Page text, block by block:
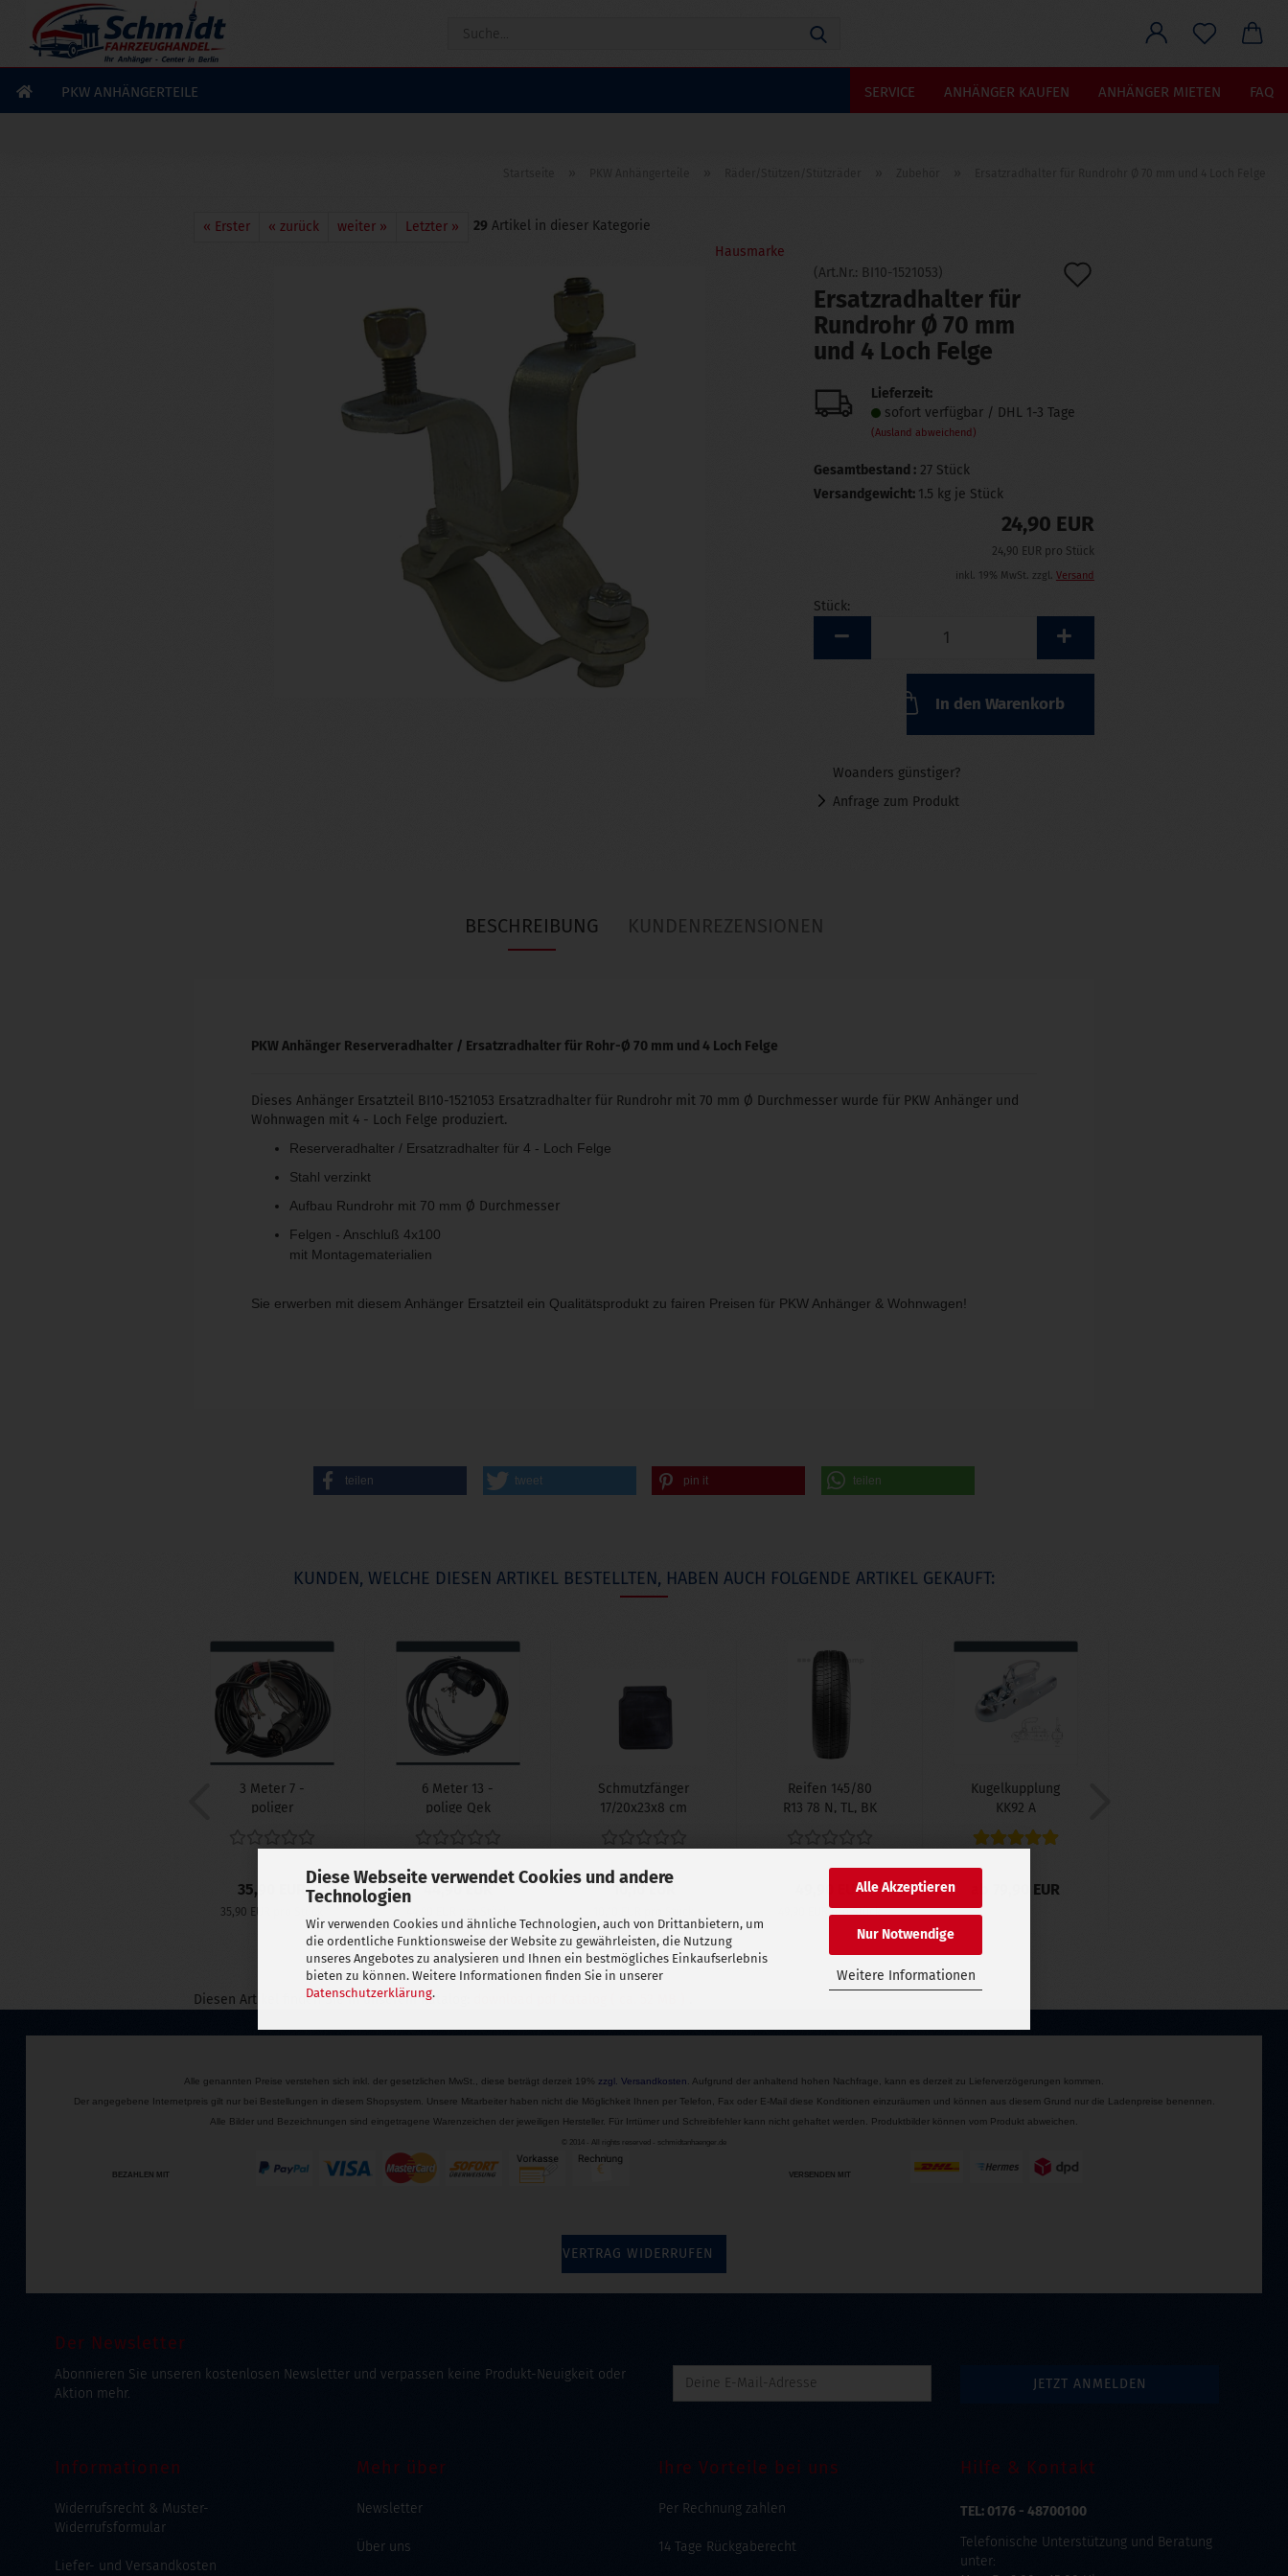
Diese Webseite verwendet Cookies und andere
Technologien
Wir verwenden Cookies und ähnliche Technologien, auch von Drittanbietern, um
die ordentliche Funktionsweise der Website zu gewährleisten, die Nutzung
unseres Angebotes zu analysieren und Ihnen ein bestmögliches Einkaufserlebnis
bieten zu können. Weitere Informationen finden Sie in unserer
Datenschutzerklärung.
Alle Akzeptieren
Nur Notwendige
Weitere Informationen
PKW ANHÄNGERTEILE SERVICE ANHÄNGER KAUFEN ANHÄNGER MIETEN FAQ
« Erster « zurück weiter » Letzter » 29 Artikel in dieser Kategorie
Hausmarke
(Art.Nr.: BI10-1521053)
Ersatzradhalter für
Rundrohr Ø 70 mm
und 4 Loch Felge
Lieferzeit:
sofort verfügbar / DHL 1-3 Tage
(Ausland abweichend)
Gesamtbestand : 27 Stück
Versandgewicht: 1.5 kg je Stück
24,90 EUR
24,90 EUR pro Stück
inkl. 19% MwSt. zzgl. Versand
Stück:
Stück
In den Warenkorb
Woanders günstiger?
Anfrage zum Produkt
BESCHREIBUNG KUNDENREZENSIONEN
PKW Anhänger Reserveradhalter / Ersatzradhalter für Rohr-Ø 70 mm und 4 Loch Felge
Dieses Anhänger Ersatzteil BI10-1521053 Ersatzradhalter für Rundrohr mit 70 mm Ø Durchmesser wurde für PKW Anhänger und
Wohnwagen mit 4 - Loch Felge produziert.
Reserveradhalter / Ersatzradhalter für 4 - Loch Felge
Stahl verzinkt
Aufbau Rundrohr mit 70 mm Ø Durchmesser
Felgen - Anschluß 4x100
mit Montagematerialien
Sie erwerben mit diesem Anhänger Ersatzteil ein Qualitätsprodukt zu fairen Preisen für PKW Anhänger & Wohnwagen!
teilen tweet pin it teilen
KUNDEN, WELCHE DIESEN ARTIKEL BESTELLTEN, HABEN AUCH FOLGENDE ARTIKEL GEKAUFT:
3 Meter 7 -
poliger
vorgefertigt...
35,90 EUR
35,90 EUR pro Stück
6 Meter 13 -
polige Qek
44,90 EUR
Schmutzfänger
17/20x23x8 cm
10,10 EUR
Reifen 145/80
R13 78 N, TL, BK
49,90 EUR
49,90 EUR pro Stück
Kugelkupplung
KK92 A
ab 79,90 EUR
Diesen Artikel finden Sie in unserem Katalog:
Alle genannten Preise verstehen sich inkl. der gesetzlichen MwSt., diese beträgt derzeit 19% zzgl. Versandkosten . Aufgrund der anhaltend hohen Nachfrage, kann es derzeit zu Lieferverzögerungen kommen.
Der angegebene Internetpreis gilt nur bei Bestellungen in diesem Shopsystem. Unsere Mitarbeiter haben nicht die Möglichkeit Ihnen per Telefon, Fax oder E-Mail diese Konditionen einzuräumen und können aus diesem Grund nur die Ladenpreise benennen.
Alle Bilder und Bezeichnungen sind eingetragene Warenzeichen der jeweiligen Hersteller. Für Irrtümer und Schreibfehler kann nicht gehaftet werden. Produktbilder können vom Produkt abweichen.
© 2014 - All rights reserved - schmidtanhaenger.de
BEZAHLEN MIT VERSENDEN MIT
VERTRAG WIDERRUFEN
Der Newsletter
Abonnieren Sie unseren kostenlosen Newsletter und verpassen keine Produkt-Neuigkeit oder
Aktion mehr.
Informationen
Widerrufsrecht & Muster-
Widerrufsformular
Liefer- und Versandkosten
Mehr über
Newsletter
Über uns
Ihre Vorteile bei uns
Per Rechnung zahlen
14 Tage Rückgaberecht
Hilfe & Kontakt
TEL: 0176 - 48700100
Telefonische Unterstützung und Beratung
unter:
GERADE GEKAUFT
A. P.ausRavensburghatrunde Anhänger
Rückleuchte Rücklicht